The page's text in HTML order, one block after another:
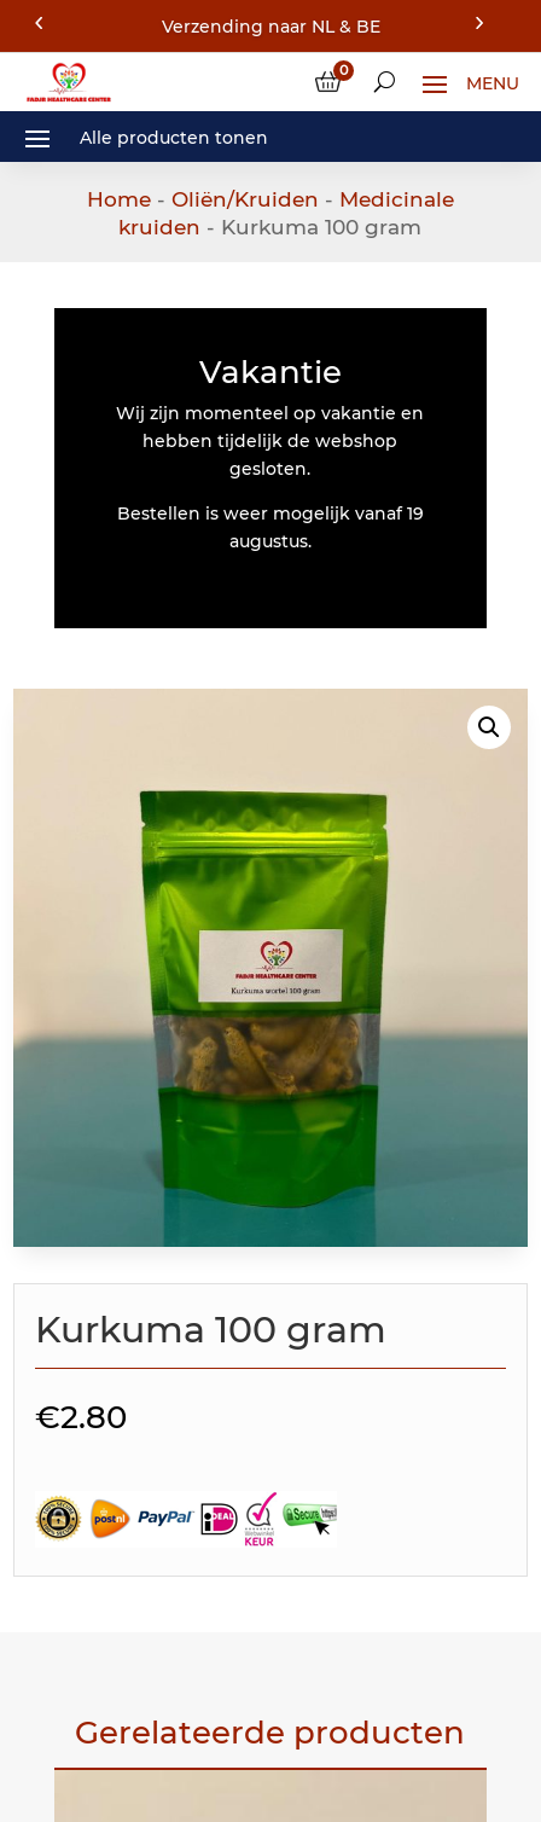
Verzending naar NL & BE
0
Home- Oliën/Kruiden - Medicinale
kruiden - Kurkuma 100 gram
Vakantie
Wij zijn momenteel op vakantie en
hebben tijdelijk de webshop
gesloten.
Bestellen is weer mogelijk vanaf 19
augustus.
Kurkuma 100 gram
€2.80
Gerelateerde producten